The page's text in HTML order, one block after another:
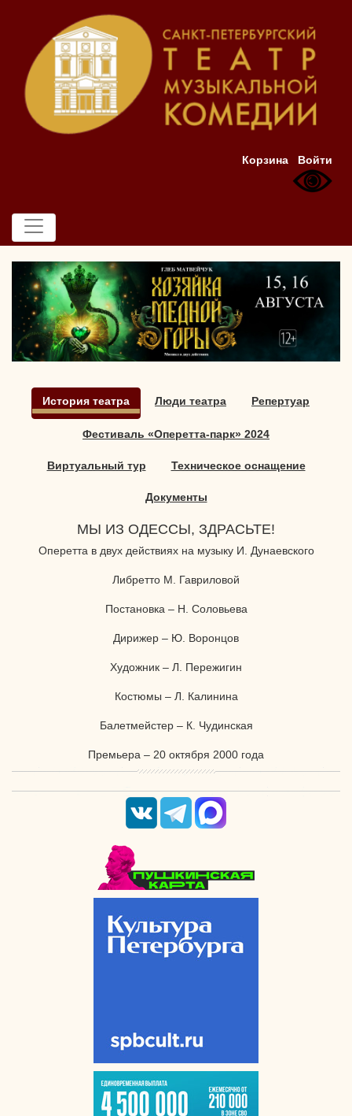
Корзина Войти
История театра Люди театра Репертуар
Фестиваль «Оперетта-парк» 2024
Виртуальный тур Техническое оснащение
Документы
МЫ ИЗ ОДЕССЫ, ЗДРАСЬТЕ!
Оперетта в двух действиях на музыку И. Дунаевского
Либретто М. Гавриловой
Постановка – Н. Соловьева
Дирижер – Ю. Воронцов
Художник – Л. Пережигин
Костюмы – Л. Калинина
Балетмейстер – К. Чудинская
Премьера – 20 октября 2000 года